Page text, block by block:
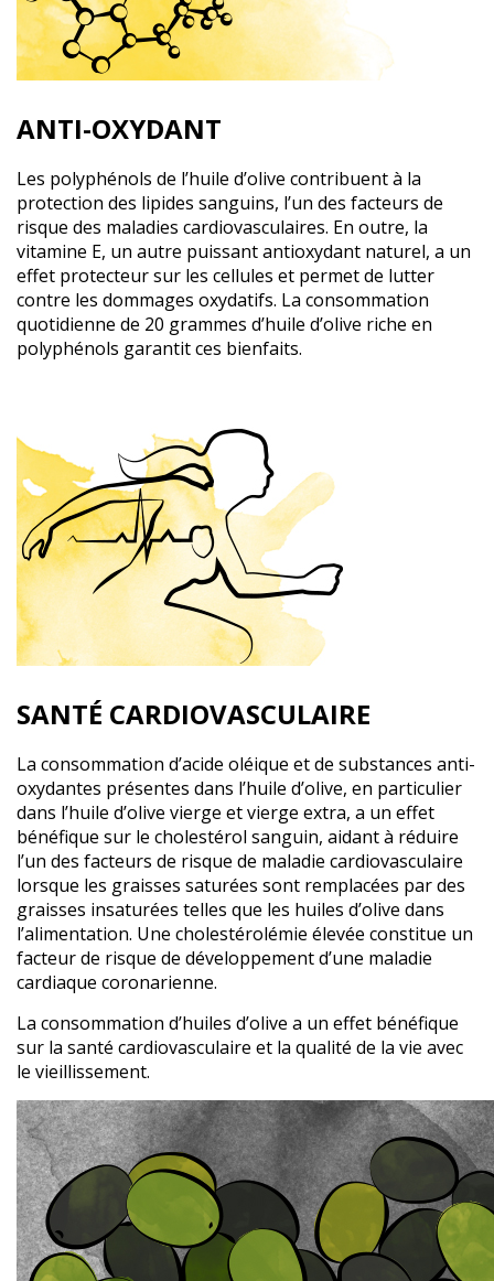
ANTI-OXYDANT
Les polyphénols de l’huile d’olive contribuent à la
protection des lipides sanguins, l’un des facteurs de
risque des maladies cardiovasculaires. En outre, la
vitamine E, un autre puissant antioxydant naturel, a un
effet protecteur sur les cellules et permet de lutter
contre les dommages oxydatifs. La consommation
quotidienne de 20 grammes d’huile d’olive riche en
polyphénols garantit ces bienfaits.
SANTÉ CARDIOVASCULAIRE
La consommation d’acide oléique et de substances anti-
oxydantes présentes dans l’huile d’olive, en particulier
dans l’huile d’olive vierge et vierge extra, a un effet
bénéfique sur le cholestérol sanguin, aidant à réduire
l’un des facteurs de risque de maladie cardiovasculaire
lorsque les graisses saturées sont remplacées par des
graisses insaturées telles que les huiles d’olive dans
l’alimentation. Une cholestérolémie élevée constitue un
facteur de risque de développement d’une maladie
cardiaque coronarienne.
La consommation d’huiles d’olive a un effet bénéfique
sur la santé cardiovasculaire et la qualité de la vie avec
le vieillissement.